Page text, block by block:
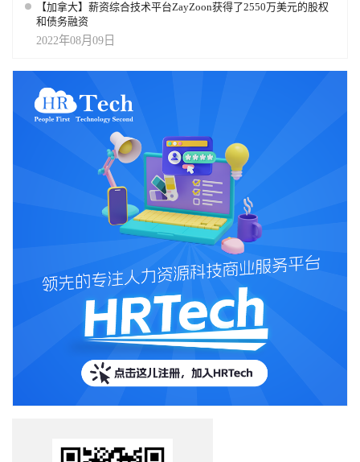
【加拿大】薪资综合技术平台ZayZoon获得了2550万美元的股权
和债务融资
2022年08月09日